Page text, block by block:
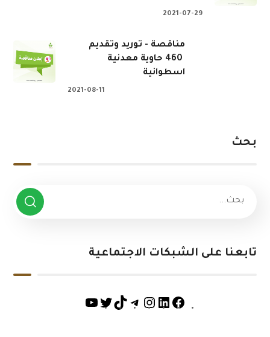
2021-07-29
مناقصة - توريد وتقديم
460 حاوية معدنية
اسطوانية
2021-08-11
بحث
تابعنا على الشبكات الاجتماعية